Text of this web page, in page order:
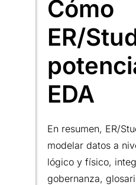
Cómo
ER/
EDA
En resumen, ER/
modelar datos a
lógico y físico,
gobernanza,